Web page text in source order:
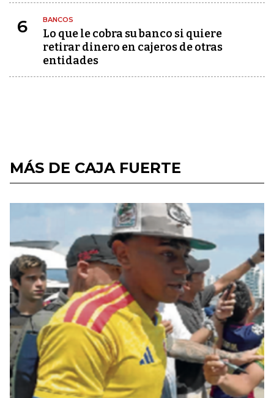
6 BANCOS
Lo que le cobra su banco si quiere
retirar dinero en cajeros de otras
entidades
MÁS DE CAJA FUERTE